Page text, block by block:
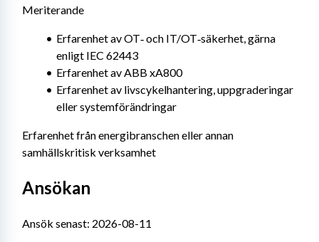
Meriterande
Erfarenhet av OT‑ och IT/OT‑säkerhet, gärna
enligt IEC 62443
Erfarenhet av ABB xA800
Erfarenhet av livscykelhantering, uppgraderingar
eller systemförändringar
Erfarenhet från energibranschen eller annan
samhällskritisk verksamhet
Ansökan
Ansök senast: 2026-08-11